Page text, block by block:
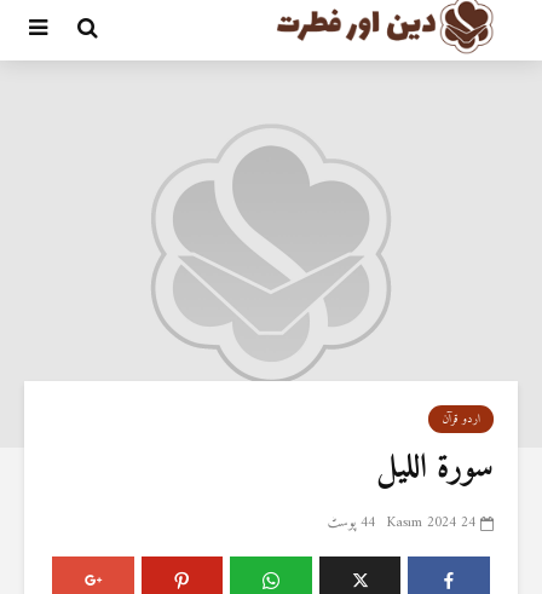
اردو قرآن
سورۃ اللیل
24 Kasım 2024 44 پوسٹ